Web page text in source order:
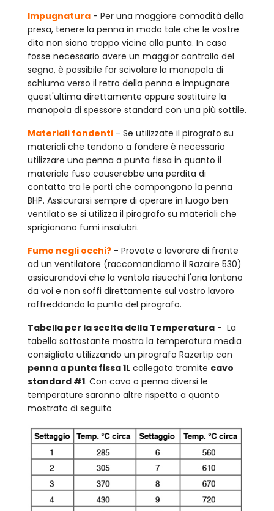
Impugnatura - Per una maggiore comodità della
presa, tenere la penna in modo tale che le vostre
dita non siano troppo vicine alla punta. In caso
fosse necessario avere un maggior controllo del
segno, è possibile far scivolare la manopola di
schiuma verso il retro della penna e impugnare
quest'ultima direttamente oppure sostituire la
manopola di spessore standard con una più sottile.
Materiali fondenti - Se utilizzate il pirografo su
materiali che tendono a fondere è necessario
utilizzare una penna a punta fissa in quanto il
materiale fuso causerebbe una perdita di
contatto tra le parti che compongono la penna
BHP. Assicurarsi sempre di operare in luogo ben
ventilato se si utilizza il pirografo su materiali che
sprigionano fumi insalubri.
Fumo negli occhi? - Provate a lavorare di fronte
ad un ventilatore (raccomandiamo il Razaire 530)
assicurandovi che la ventola risucchi l'aria lontano
da voi e non soffi direttamente sul vostro lavoro
raffreddando la punta del pirografo.
Tabella per la scelta della Temperatura - La
tabella sottostante mostra la temperatura media
consigliata utilizzando un pirografo Razertip con
penna a punta fissa 1L collegata tramite cavo
standard #1. Con cavo o penna diversi le
temperature saranno altre rispetto a quanto
mostrato di seguito